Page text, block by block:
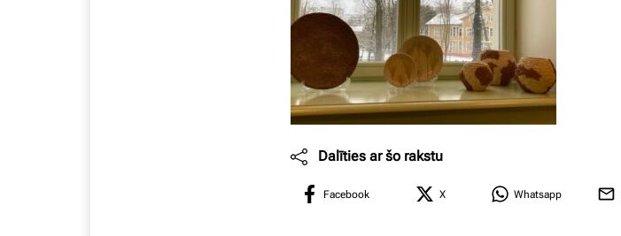
Dalīties ar šo rakstu
Facebook X Whatsapp